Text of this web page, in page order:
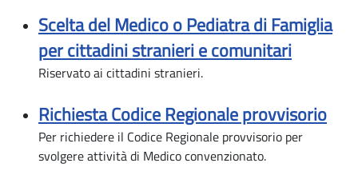
Scelta del Medico o Pediatra di Famiglia
per cittadini stranieri e comunitari
Riservato ai cittadini stranieri.
Richiesta Codice Regionale provvisorio
Per richiedere il Codice Regionale provvisorio per
svolgere attività di Medico convenzionato.